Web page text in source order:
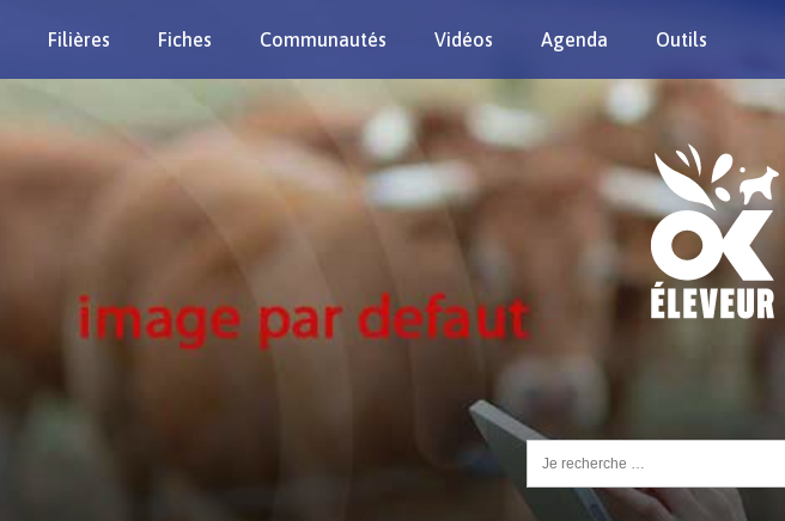
Filières Fiches Communautés Vidéos Agenda Outils
Rechercher :